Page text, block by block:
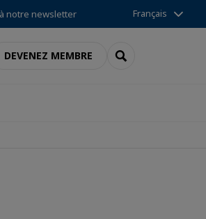
notre newsletter Français
DEVENEZ MEMBRE RECHERCHER